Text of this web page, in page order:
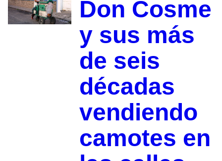
Don Cosme
y sus más
de seis
décadas
vendiendo
camotes en